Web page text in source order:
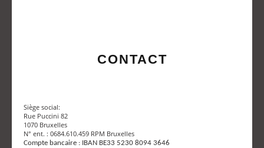
CONTACT
Siège social:
Rue Puccini 82
1070 Bruxelles
N° ent. : 0684.610.459 RPM Bruxelles
Compte bancaire : IBAN BE33 5230 8094 3646